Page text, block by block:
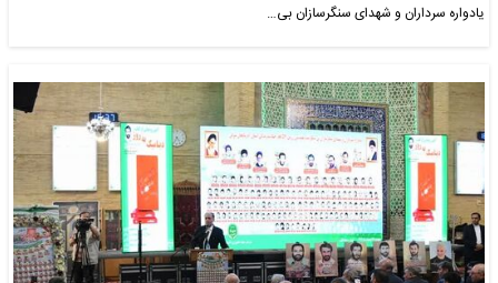
یادواره سرداران و شهدای سنگرسازان بی…